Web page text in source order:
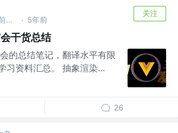
@公众号： 前端大班车 · 5年前
关注
干货总结
的总结笔记，翻译水平有限
习资料汇总。 抽象渲染...
26